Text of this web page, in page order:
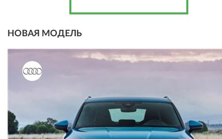
НОВАЯ МОДЕЛЬ